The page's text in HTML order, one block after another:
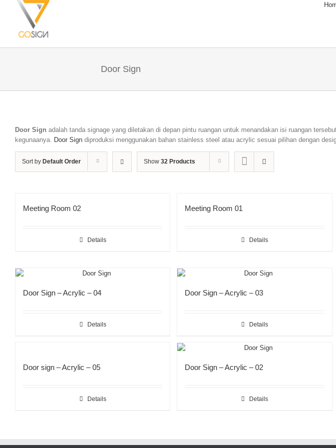
Door Sign
Door Sign adalah tanda signage yang diletakan di depan pintu ruangan untuk menandakan isi ruangan
kegunaanya. Door Sign diproduksi menggunakan bahan stainless steel atau acrylic sesuai pilihan dengan
Sort by Default Order Show 32 Products
Meeting Room 02
Details
Meeting Room 01
Details
Door Sign – Acrylic – 04
Details
Door Sign – Acrylic – 03
Details
Door sign – Acrylic – 05
Details
Door Sign – Acrylic – 02
Details